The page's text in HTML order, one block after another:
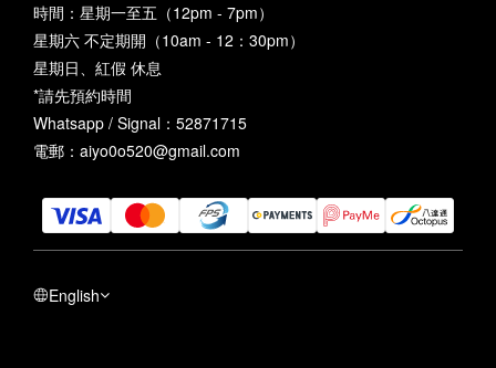
時間：星期一至五（12pm - 7pm）
星期六 不定期開（10am - 12：30pm）
星期日、紅假 休息
*請先預約時間
Whatsapp / Signal：52871715
電郵：aiyo0o520@gmail.com
English